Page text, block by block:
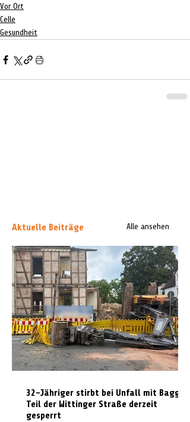
Vor Ort
Celle
Gesundheit
Aktuelle Beiträge Alle ansehen
32-Jähriger stirbt bei Unfall mit Bagger:
Teil der Wittinger Straße derzeit
gesperrt